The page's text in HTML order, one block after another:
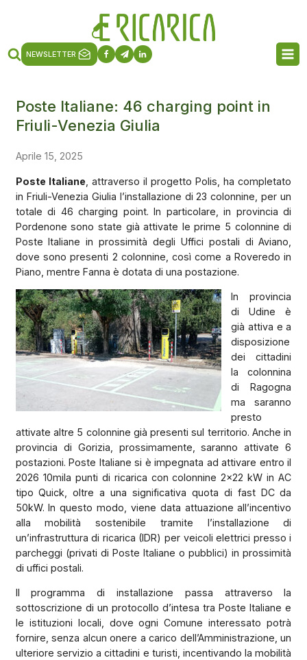
NEWSLETTER
Poste Italiane: 46 charging point in
Friuli-Venezia Giulia
Aprile 15, 2025
Poste Italiane , attraverso il progetto Polis, ha completato
in Friuli-Venezia Giulia l’installazione di 23 colonnine, per un
totale di 46 charging point. In particolare, in provincia di
Pordenone sono state già attivate le prime 5 colonnine di
Poste Italiane in prossimità degli Uffici postali di Aviano,
dove sono presenti 2 colonnine, così come a Roveredo in
Piano, mentre Fanna è dotata di una postazione.
In provincia
di Udine è
già attiva e a
disposizione
dei cittadini
la colonnina
di Ragogna
ma saranno
presto
attivate altre 5 colonnine già presenti sul territorio. Anche in
provincia di Gorizia, prossimamente, saranno attivate 6
postazioni. Poste Italiane si è impegnata ad attivare entro il
2026 10mila punti di ricarica con colonnine 2x22 kW in AC
tipo Quick, oltre a una significativa quota di fast DC da
50kW. In questo modo, viene data attuazione all’incentivo
alla mobilità sostenibile tramite l’installazione di
un’infrastruttura di ricarica (IDR) per veicoli elettrici presso i
parcheggi (privati di Poste Italiane o pubblici) in prossimità
di uffici postali.
Il programma di installazione passa attraverso la
sottoscrizione di un protocollo d’intesa tra Poste Italiane e
le istituzioni locali, dove ogni Comune interessato potrà
fornire, senza alcun onere a carico dell’Amministrazione, un
ulteriore servizio a cittadini e turisti, incentivando la mobilità